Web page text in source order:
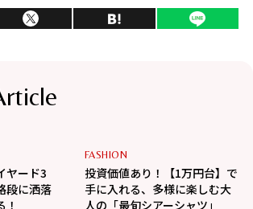
ヤード3
段に洒落
FASHION
投資価値あり！【1万円台】で
手に入れる、多様に楽しむ大
人の「最旬シアーシャツ」